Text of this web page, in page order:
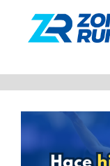
contenido